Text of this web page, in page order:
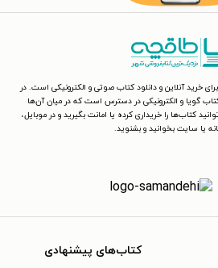
خرید آنلاین و دانلود کتاب صوتی و الکترونیکی است. در
گویا و الکترونیکی در دسترس است که در میان آن‌ها
کتاب‌ها را خریداری کرده یا امانت بگیرید و در موبایل،
یا سایت بخوانید و بشنوید.
کتاب‌های پیشنهادی